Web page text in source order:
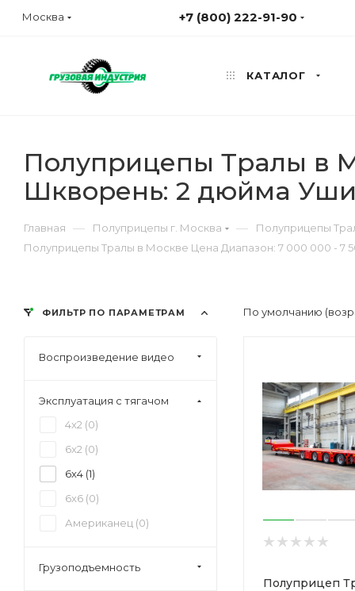
Москва +7 (800) 222-91-90
КАТАЛОГ
Полуприцепы Тралы в
Шкворень: 2 дюйма
Главная — Полуприцепы г. Москва — Полуприцепы
Полуприцепы Тралы в Москве Цена Диапазон: 7 000 000 - 7
По умолчанию
Полуприцеп
ФИЛЬТР ПО ПАРАМЕТРАМ
Воспроизведение видео
Эксплуатация с тягачом
4x2 (0)
6x2 (0)
6x4 (1)
6x6 (0)
Американец (0)
Грузоподъемность